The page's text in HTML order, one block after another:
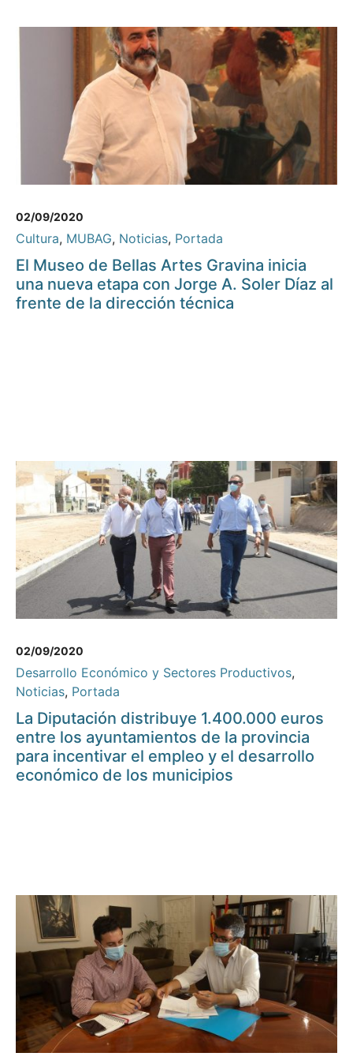
02/09/2020
Cultura, MUBAG, Noticias, Portada
El Museo de Bellas Artes Gravina inicia
una nueva etapa con Jorge A. Soler Díaz al
frente de la dirección técnica
02/09/2020
Desarrollo Económico y Sectores Productivos,
Noticias, Portada
La Diputación distribuye 1.400.000 euros
entre los ayuntamientos de la provincia
para incentivar el empleo y el desarrollo
económico de los municipios